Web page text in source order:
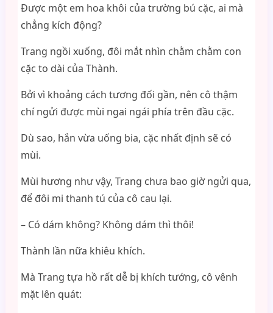
Được một em hoa khôi của trường bú cặc, ai mà
chẳng kích động?
Trang ngồi xuống, đôi mắt nhìn chằm chằm con
cặc to dài của Thành.
Bởi vì khoảng cách tương đối gần, nên cô thậm
chí ngửi được mùi ngai ngái phía trên đầu cặc.
Dù sao, hắn vừa uống bia, cặc nhất định sẽ có
mùi.
Mùi hương như vậy, Trang chưa bao giờ ngửi qua,
để đôi mi thanh tú của cô cau lại.
– Có dám không? Không dám thì thôi!
Thành lần nữa khiêu khích.
Mà Trang tựa hồ rất dễ bị khích tướng, cô vênh
mặt lên quát: